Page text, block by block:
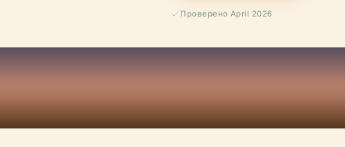
Проверено April 2026